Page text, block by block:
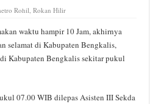
Rohil ,Rokan Hilir
waktu hampir 10 Jam, akhirnya
selamat di Kabupaten Bengkalis,
Kabupaten Bengkalis sekitar pukul
07.00 WIB dilepas Asisten III Sekda